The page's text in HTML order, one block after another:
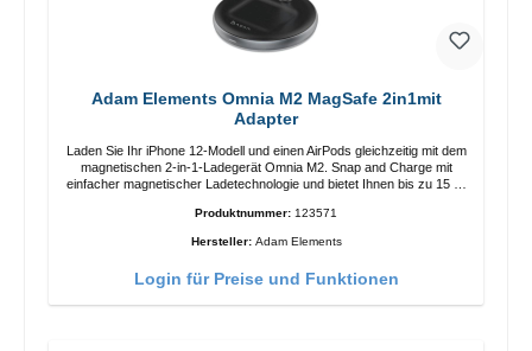
Adam Elements Omnia M2 MagSafe 2in1mit
Adapter
Laden Sie Ihr iPhone 12-Modell und einen AirPods gleichzeitig mit dem
magnetischen 2-in-1-Ladegerät Omnia M2. Snap and Charge mit
einfacher magnetischer Ladetechnologie und bietet Ihnen bis zu 15 W
ermöglicht das Design mit einstellbarem Ladewinkel eine einfache
Serie Laden Sie Ihr iPhone bequem vertikal oder horizontal auf Auf
Produktnummer: 123571
Hersteller: Adam Elements
Login für Preise und Funktionen